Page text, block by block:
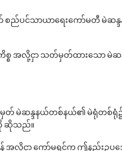
ပင်သာယာရေးကော်မတီ မဲဆန္ဒ
အလို့ငှာ သတ်မှတ်ထားသော မဲဆ
န္ဒနယ်တစ်နယ်၏ မဲရုံတစ်ရုံ၌ ဆန္
ဆိုသည်။
ရန် အလို့ငှာ ကော်မရှင်က ဤနည်းဥပ‌